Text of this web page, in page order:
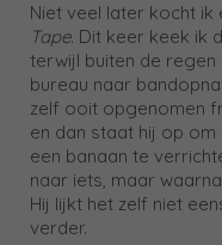
Niet veel later kocht
Tape. Dit keer keek ik
terwijl buiten de regen
bureau naar
zelf ooit opgenomen
en dan staat hij op
een banaan te
naar iets, maar
Hij lijkt het zelf niet
verder.